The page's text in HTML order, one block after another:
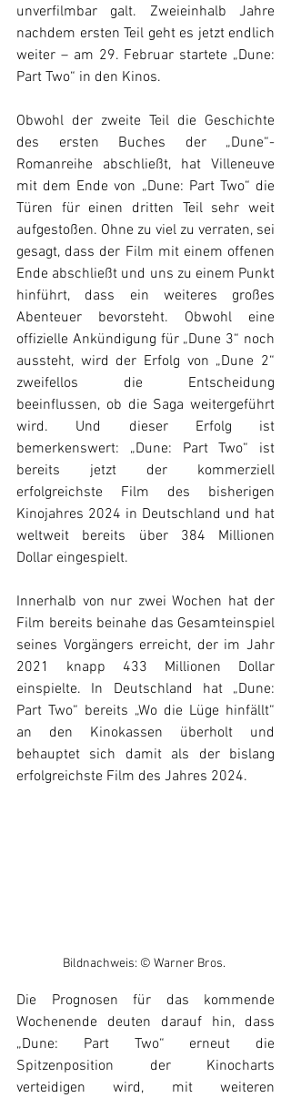
unverfilmbar galt. Zweieinhalb Jahre
nachdem ersten Teil geht es jetzt endlich
weiter – am 29. Februar startete „Dune:
Part Two“ in den Kinos.
Obwohl der zweite Teil die Geschichte
des ersten Buches der „Dune“-
Romanreihe abschließt, hat Villeneuve
mit dem Ende von „Dune: Part Two“ die
Türen für einen dritten Teil sehr weit
aufgestoßen. Ohne zu viel zu verraten, sei
gesagt, dass der Film mit einem offenen
Ende abschließt und uns zu einem Punkt
hinführt, dass ein weiteres großes
Abenteuer bevorsteht. Obwohl eine
offizielle Ankündigung für „Dune 3“ noch
aussteht, wird der Erfolg von „Dune 2“
zweifellos die Entscheidung
beeinflussen, ob die Saga weitergeführt
wird. Und dieser Erfolg ist
bemerkenswert: „Dune: Part Two“ ist
bereits jetzt der kommerziell
erfolgreichste Film des bisherigen
Kinojahres 2024 in Deutschland und hat
weltweit bereits über 384 Millionen
Dollar eingespielt.
Innerhalb von nur zwei Wochen hat der
Film bereits beinahe das Gesamteinspiel
seines Vorgängers erreicht, der im Jahr
2021 knapp 433 Millionen Dollar
einspielte. In Deutschland hat „Dune:
Part Two“ bereits „Wo die Lüge hinfällt“
an den Kinokassen überholt und
behauptet sich damit als der bislang
erfolgreichste Film des Jahres 2024.
Bildnachweis: © Warner Bros.
Die Prognosen für das kommende
Wochenende deuten darauf hin, dass
„Dune: Part Two“ erneut die
Spitzenposition der Kinocharts
verteidigen wird, mit weiteren